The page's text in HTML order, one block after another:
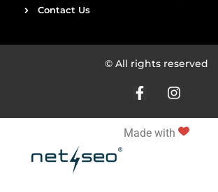
Contact Us
© All rights reserved
Made with